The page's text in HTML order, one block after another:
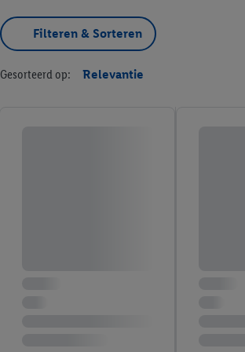
Filteren & Sorteren
Gesorteerd op: Relevantie